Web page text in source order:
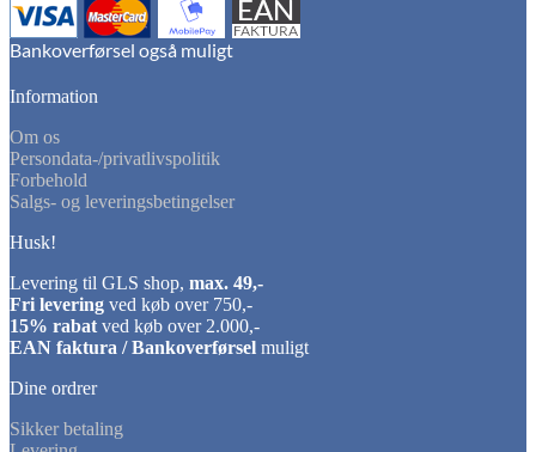
Information
Om os
Persondata-/privatlivspolitik
Forbehold
Salgs- og leveringsbetingelser
Husk!
Levering til GLS shop, max. 49,-
Fri levering ved køb over 750,-
15% rabat ved køb over 2.000,-
EAN faktura / Bankoverførsel muligt
Dine ordrer
Sikker betaling